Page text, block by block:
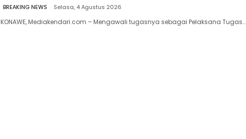
BREAKING NEWS Selasa, 4 Agustus 2026
KONAWE, Mediakendari.com – Mengawali tugasnya sebagai Pelaksana Tugas…